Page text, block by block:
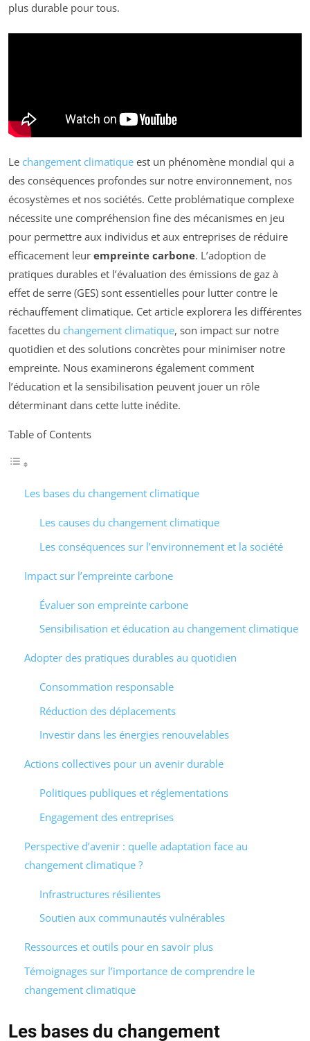
plus durable pour tous.
Le changement climatique est un phénomène mondial qui a
des conséquences profondes sur notre environnement, nos
écosystèmes et nos sociétés. Cette problématique complexe
nécessite une compréhension fine des mécanismes en jeu
pour permettre aux individus et aux entreprises de réduire
efficacement leur empreinte carbone. L’adoption de
pratiques durables et l’évaluation des émissions de gaz à
effet de serre (GES) sont essentielles pour lutter contre le
réchauffement climatique. Cet article explorera les différentes
facettes du changement climatique, son impact sur notre
quotidien et des solutions concrètes pour minimiser notre
empreinte. Nous examinerons également comment
l’éducation et la sensibilisation peuvent jouer un rôle
déterminant dans cette lutte inédite.
Table of Contents
Les bases du changement climatique
Les causes du changement climatique
Les conséquences sur l’environnement et la société
Impact sur l’empreinte carbone
Évaluer son empreinte carbone
Sensibilisation et éducation au changement climatique
Adopter des pratiques durables au quotidien
Consommation responsable
Réduction des déplacements
Investir dans les énergies renouvelables
Actions collectives pour un avenir durable
Politiques publiques et réglementations
Engagement des entreprises
Perspective d’avenir : quelle adaptation face au
changement climatique ?
Infrastructures résilientes
Soutien aux communautés vulnérables
Ressources et outils pour en savoir plus
Témoignages sur l’importance de comprendre le
changement climatique
Les bases du changement